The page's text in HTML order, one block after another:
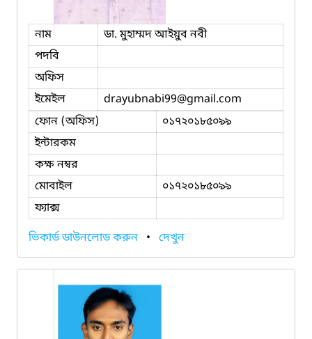
নাম
ডা. মুহাম্মদ আইয়ুব নবী
পদবি
অফিস
ইমেইল
drayubnabi99@gmail.com
ফোন (অফিস)
০১৭২০১৮৫০৯৯
ইন্টারকম
কক্ষ নম্বর
মোবাইল
০১৭২০১৮৫০৯৯
ফ্যাক্স
ভিকার্ড ডাউনলোড করুন • দেখুন